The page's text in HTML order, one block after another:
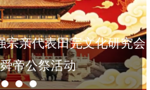
宗亲代表田完文化研究会
帝公祭活动